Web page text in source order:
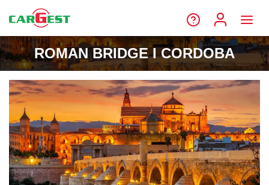
ROMAN BRIDGE I CORDOBA